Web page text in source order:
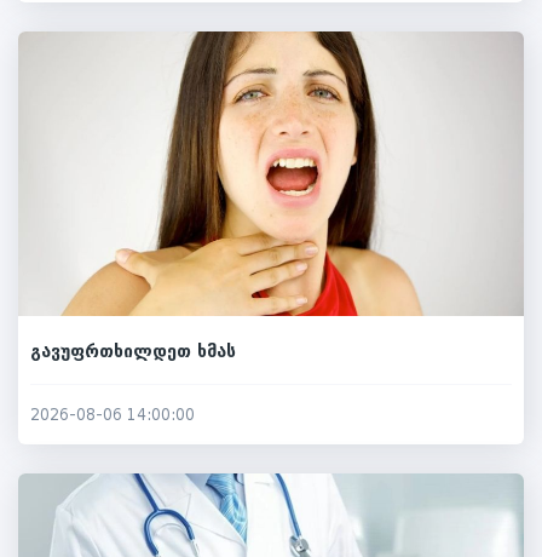
გავუფრთხილდეთ ხმას
2026-08-06 14:00:00